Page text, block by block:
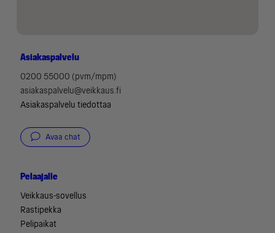
Asiakaspalvelu
0200 55000 (pvm/mpm)
asiakaspalvelu@veikkaus.fi
Asiakaspalvelu tiedottaa
Avaa chat
Pelaajalle
Veikkaus-sovellus
Rastipekka
Pelipaikat